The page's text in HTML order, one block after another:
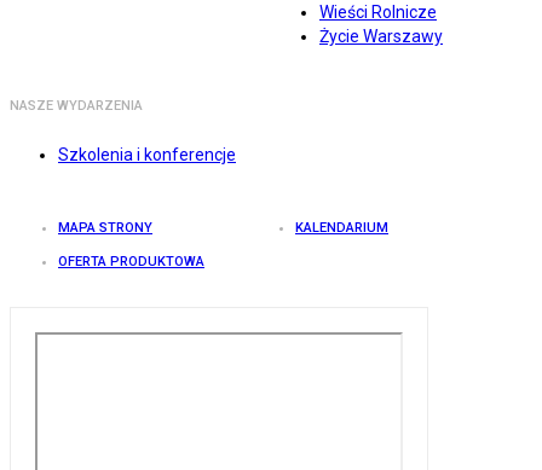
Wieści Rolnicze
Życie Warszawy
NASZE WYDARZENIA
Szkolenia i konferencje
MAPA STRONY KALENDARIUM
OFERTA PRODUKTOWA